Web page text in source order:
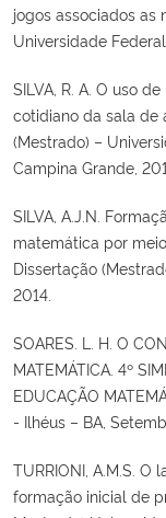
jogos associados as
Universidade
SILVA, R. A. O uso
cotidiano da sala de
(Mestrado) –
Campina Grande,
SILVA, A.J.N.
matemática por
Dissertação
2014.
SOARES. L. H. O
MATEMÁTICA. 4º
EDUCAÇÃO
- Ilhéus – BA,
TURRIONI, A.M.S.
formação inicial de